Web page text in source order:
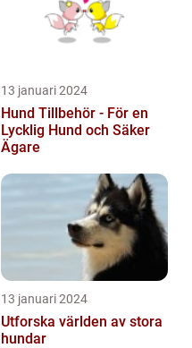
13 januari 2024
Hund Tillbehör - För en
Lycklig Hund och Säker
Ägare
13 januari 2024
Utforska världen av stora
hundar